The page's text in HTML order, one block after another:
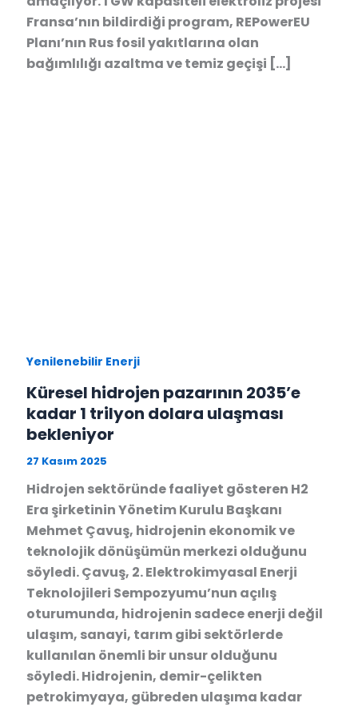
Fransa’nın bildirdiği program, REPowerEU
Planı’nın Rus fosil yakıtlarına olan
bağımlılığı azaltma ve temiz geçişi […]
Yenilenebilir Enerji
Küresel hidrojen pazarının 2035’e
kadar 1 trilyon dolara ulaşması
bekleniyor
27 Kasım 2025
Hidrojen sektöründe faaliyet gösteren H2
Era şirketinin Yönetim Kurulu Başkanı
Mehmet Çavuş, hidrojenin ekonomik ve
teknolojik dönüşümün merkezi olduğunu
söyledi. Çavuş, 2. Elektrokimyasal Enerji
Teknolojileri Sempozyumu’nun açılış
oturumunda, hidrojenin sadece enerji değil
ulaşım, sanayi, tarım gibi sektörlerde
kullanılan önemli bir unsur olduğunu
söyledi. Hidrojenin, demir-çelikten
petrokimyaya, gübreden ulaşıma kadar